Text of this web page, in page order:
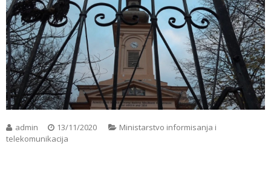
admin 13/11/2020
Ministarstvo informisanja i
telekomunikacija